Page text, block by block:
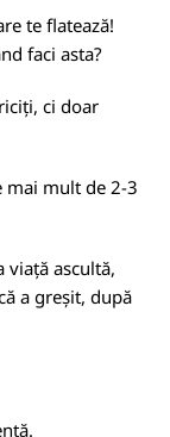
te flatează!
faci asta?
ci doar
mai mult de 2-3
viață ascultă,
a greșit, după